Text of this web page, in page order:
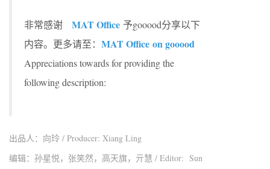
非常感谢 MAT Office 予gooood分享以下
内容。更多请至： MAT Office on gooood
Appreciations towards for providing the
following description:
出品人：向玲 / Producer: Xiang Ling
编辑：孙星悦，张笑然，高天旗，亓慧 / Editor: Sun